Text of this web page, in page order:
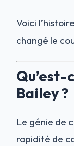
Voici
changé le
Qu’est-
Bailey ?
Le génie de
rapidité de